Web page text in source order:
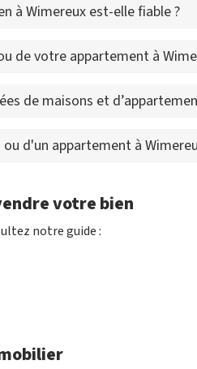
à Wimereux est-elle fiable ?
de votre appartement à
de maisons et
d'un appartement à
votre bien
notre guide :